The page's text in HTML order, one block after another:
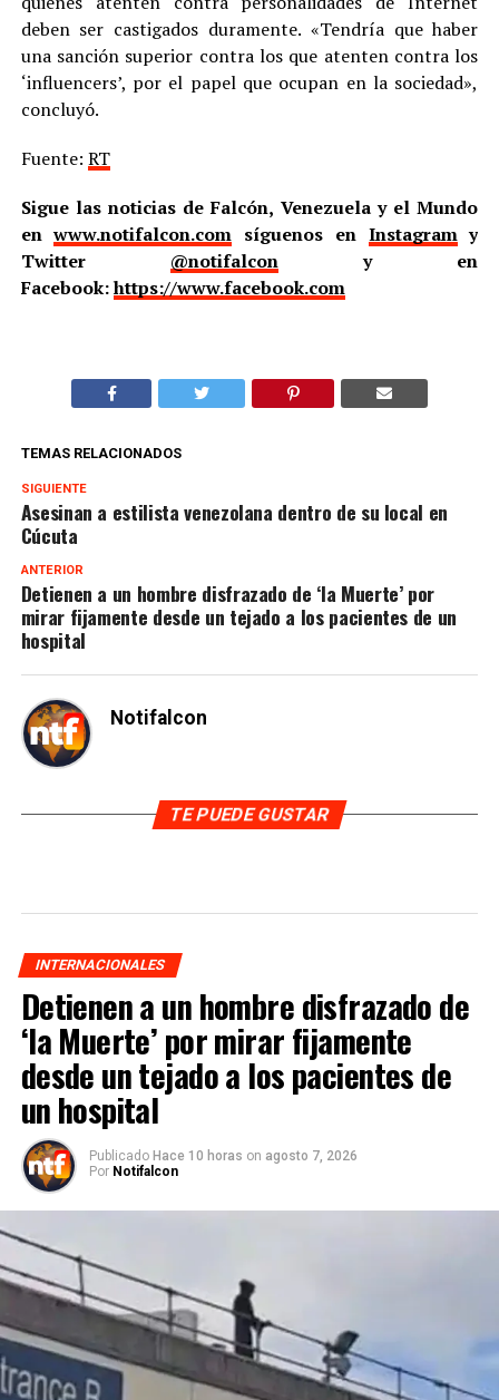
deben ser castigados duramente. «Tendría que haber
una sanción superior contra los que atenten contra los
‘influencers’, por el papel que ocupan en la sociedad»,
concluyó.
Fuente: RT
Sigue las noticias de Falcón, Venezuela y el Mundo
enwww.notifalcon.com síguenos en Instagramy
Twitter @notifalcony en
Facebook:https://www.facebook.com
TEMAS RELACIONADOS
SIGUIENTE
Asesinan a estilista venezolana dentro de su local en
Cúcuta
ANTERIOR
Detienen a un hombre disfrazado de ‘la Muerte’ por
mirar fijamente desde un tejado a los pacientes de un
hospital
Notifalcon
TE PUEDE GUSTAR
INTERNACIONALES
Detienen a un hombre disfrazado de
‘la Muerte’ por mirar fijamente
desde un tejado a los pacientes de
un hospital
Publicado Hace 10 horas on agosto 7, 2026
Por Notifalcon